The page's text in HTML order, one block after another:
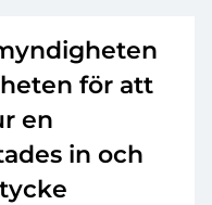
för att
en
in och